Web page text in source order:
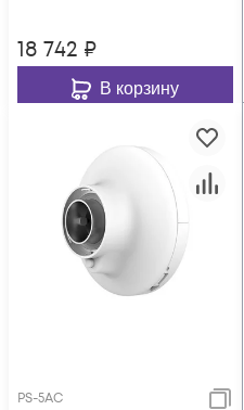
18 742 ₽
В корзину
PS-5AC